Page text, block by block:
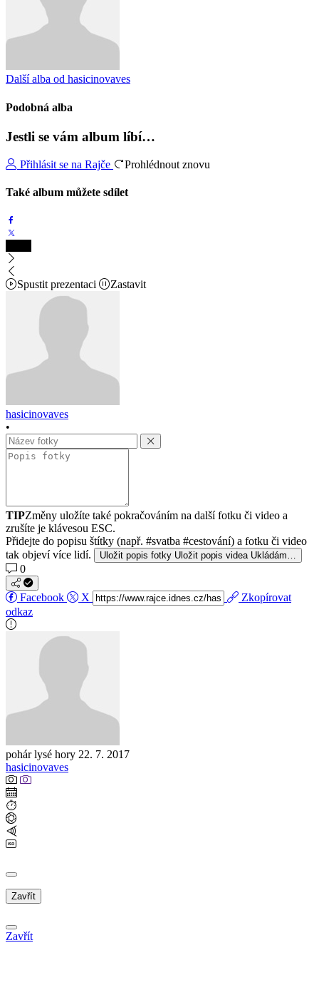
Další alba od hasicinovaves
Podobná alba
Jestli se vám album líbí…
Přihlásit se na Rajče Prohlédnout znovu
Také album můžete sdílet
Spustit prezentaci Zastavit
hasicinovaves
•
TIPZměny uložíte také pokračováním na další fotku či video a
zrušíte je klávesou ESC.
Přidejte do popisu štítky (např. #svatba #cestování) a fotku či video
tak objeví více lidí.
Uložit popis fotky Uložit popis videa Ukládám…
0
Facebook X
Zkopírovat
odkaz
pohár lysé hory 22. 7. 2017
hasicinovaves
Zavřít
Zavřít